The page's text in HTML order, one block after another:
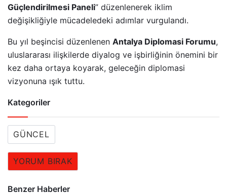
Güçlendirilmesi Paneli” düzenlenerek iklim
değişikliğiyle mücadeledeki adımlar vurgulandı.
Bu yıl beşincisi düzenlenen Antalya Diplomasi Forumu,
uluslararası ilişkilerde diyalog ve işbirliğinin önemini bir
kez daha ortaya koyarak, geleceğin diplomasi
vizyonuna ışık tuttu.
Kategoriler
GÜNCEL
YORUM BIRAK
Benzer Haberler